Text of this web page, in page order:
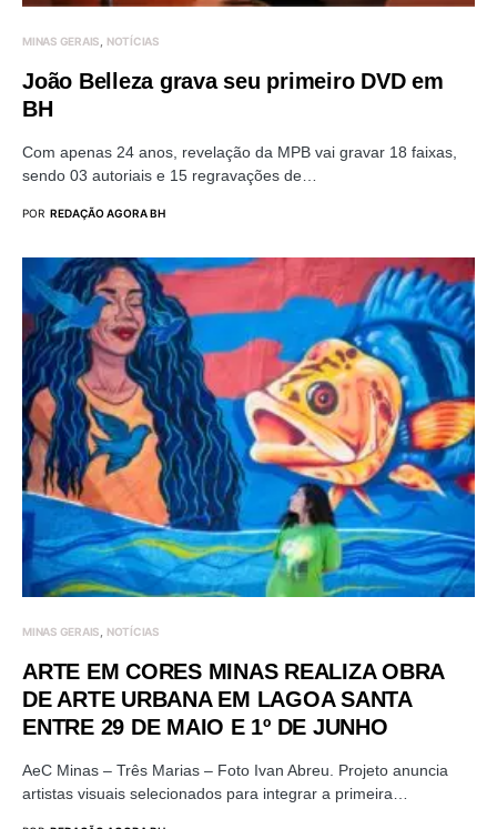
MINAS GERAIS NOTÍCIAS
João Belleza grava seu primeiro DVD em
BH
Com apenas 24 anos, revelação da MPB vai gravar 18 faixas,
sendo 03 autoriais e 15 regravações de…
POR REDAÇÃO AGORA BH
MINAS GERAIS NOTÍCIAS
ARTE EM CORES MINAS REALIZA OBRA
DE ARTE URBANA EM LAGOA SANTA
ENTRE 29 DE MAIO E 1º DE JUNHO
AeC Minas – Três Marias – Foto Ivan Abreu. Projeto anuncia
artistas visuais selecionados para integrar a primeira…